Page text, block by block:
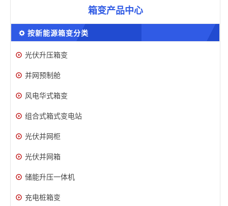
箱变产品中心
按新能源箱变分类
光伏升压箱变
并网预制舱
风电华式箱变
组合式箱式变电站
光伏并网柜
光伏并网箱
储能升压一体机
充电桩箱变